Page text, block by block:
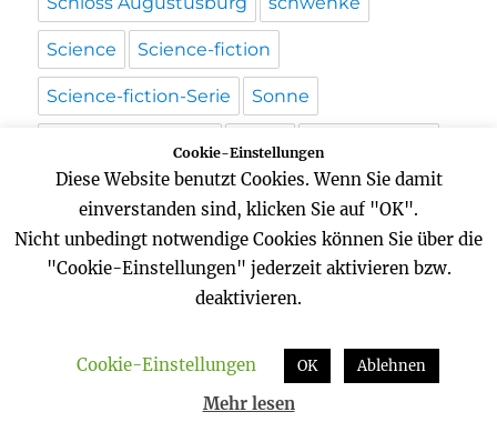
Science Science-fiction
Science-fiction-Serie Sonne
Sonnenuntergang space
sterne usa Video Weltall weltraum
Wordpress Zeitreise
Startseite
Cookie-Einstellungen
Diese Website benutzt Cookies. Wenn Sie damit
einverstanden sind, klicken Sie auf "OK".
Nicht unbedingt notwendige Cookies können Sie über die
"Cookie-Einstellungen" jederzeit aktivieren bzw.
deaktivieren.
Cookie-Einstellungen OK Ablehnen
Mehr lesen